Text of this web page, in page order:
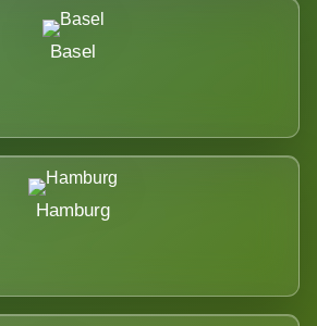
Basel
Hamburg